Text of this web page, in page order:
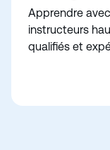
Apprendre
instructeurs
qualifiés et